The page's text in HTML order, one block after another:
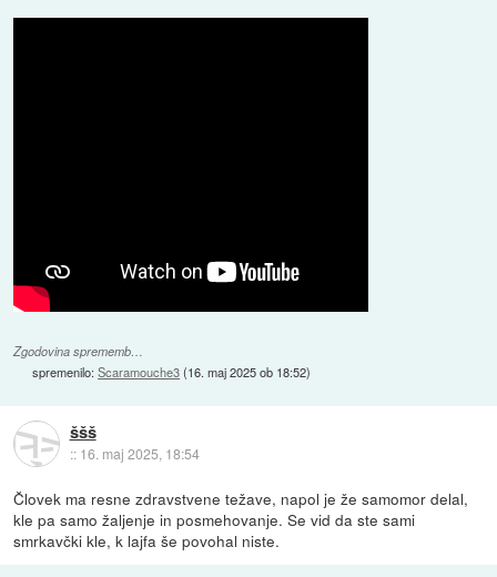
Zgodovina sprememb…
spremenilo:Scaramouche3(16. maj 2025 ob 18:52)
ššš
:: 16. maj 2025, 18:54
Človek ma resne zdravstvene težave, napol je že samomor delal,
kle pa samo žaljenje in posmehovanje. Se vid da ste sami
smrkavčki kle, k lajfa še povohal niste.